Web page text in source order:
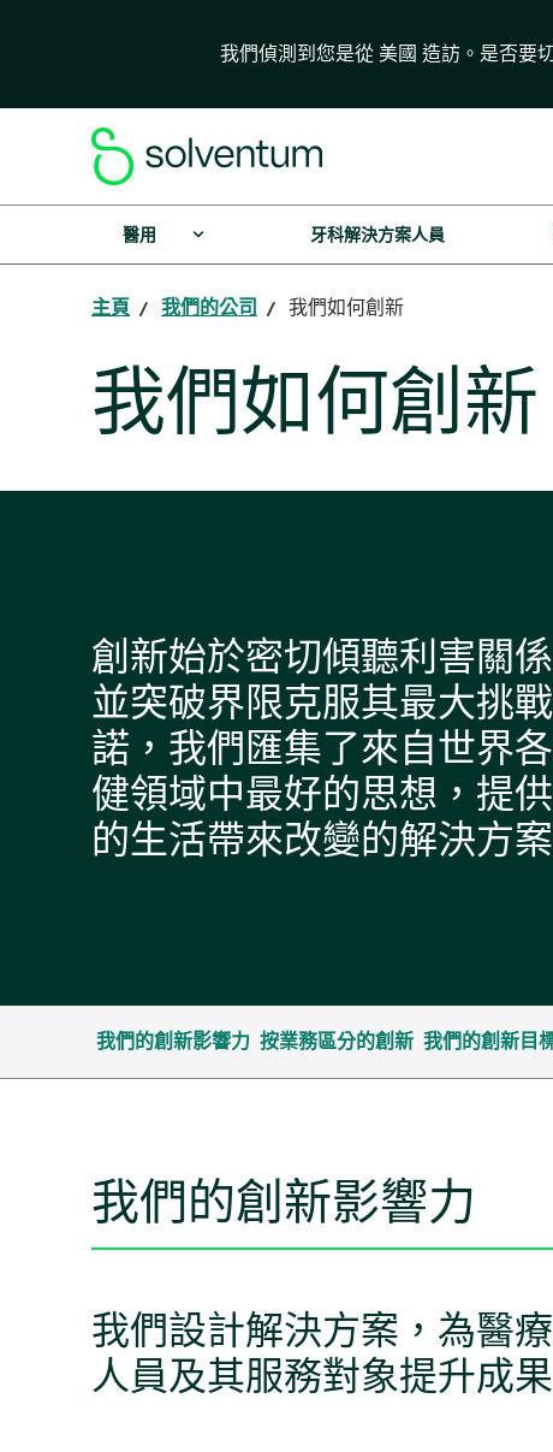
我們偵測到您是從 美國 造訪。是否要
醫用 牙科解決方案人員
主頁 我們的公司 我們如何創新
我們如何創新
創新始於密切傾聽利害關
並突破界限克服其最大挑
諾，我們匯集了來自世界
健領域中最好的思想，提
的生活帶來改變的解決方案
我們的創新影響力 按業務區分的創新 我們的創新目
我們的創新影響力
我們設計解決方案，為醫
人員及其服務對象提升成果